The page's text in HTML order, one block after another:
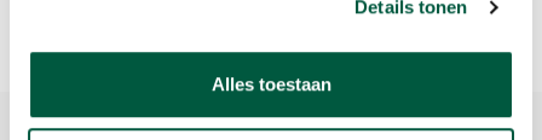
Details tonen
Alles toestaan
Adresse